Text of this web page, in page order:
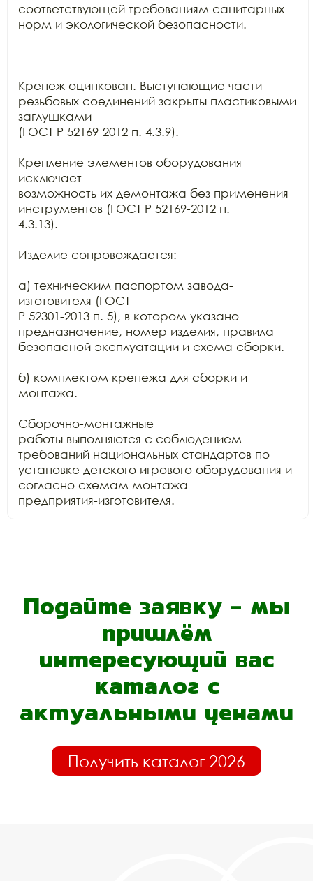
соответствующей требованиям санитарных
норм и экологической безопасности.
Крепеж оцинкован. Выступающие части
резьбовых соединений закрыты пластиковыми
заглушками
(ГОСТ Р 52169-2012 п. 4.3.9).
Крепление элементов оборудования
исключает
возможность их демонтажа без применения
инструментов (ГОСТ Р 52169-2012 п.
4.3.13).
Изделие сопровождается:
а) техническим паспортом завода-
изготовителя (ГОСТ
Р 52301-2013 п. 5), в котором указано
предназначение, номер изделия, правила
безопасной эксплуатации и схема сборки.
б) комплектом крепежа для сборки и
монтажа.
Сборочно-монтажные
работы выполняются с соблюдением
требований национальных стандартов по
установке детского игрового оборудования и
согласно схемам монтажа
предприятия-изготовителя.
Подайте заявку - мы
пришлём
интересующий вас
каталог с
актуальными ценами
Получить каталог 2026